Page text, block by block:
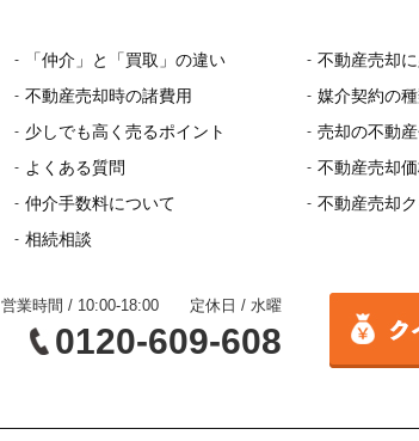
「仲介」と「買取」の違い
不動産売却時の諸費用
少しでも高く売るポイント
よくある質問
仲介手数料について
相続相談
不動産売却
媒介契約の
売却の不動
不動産売却
不動産売却
営業時間 / 10:00-18:00 定休日 / 水曜
0120-609-608